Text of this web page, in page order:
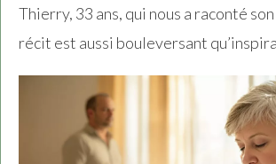
Thierry, 33 ans, qui nous a raconté
récit est aussi bouleversant